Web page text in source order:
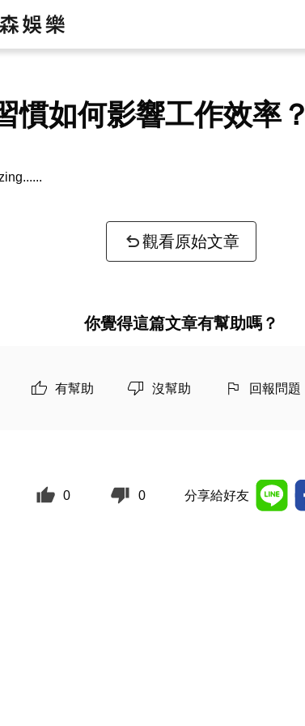
慣如何影響工作效率？
觀看原始文章
你覺得這篇文章有幫助嗎？
有幫助 沒幫助 回報問題
0 0 分享給好友